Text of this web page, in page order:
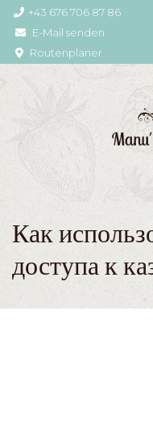
+43 676 706 87 86
E-Mail senden
Routenplaner
Как
доступа к